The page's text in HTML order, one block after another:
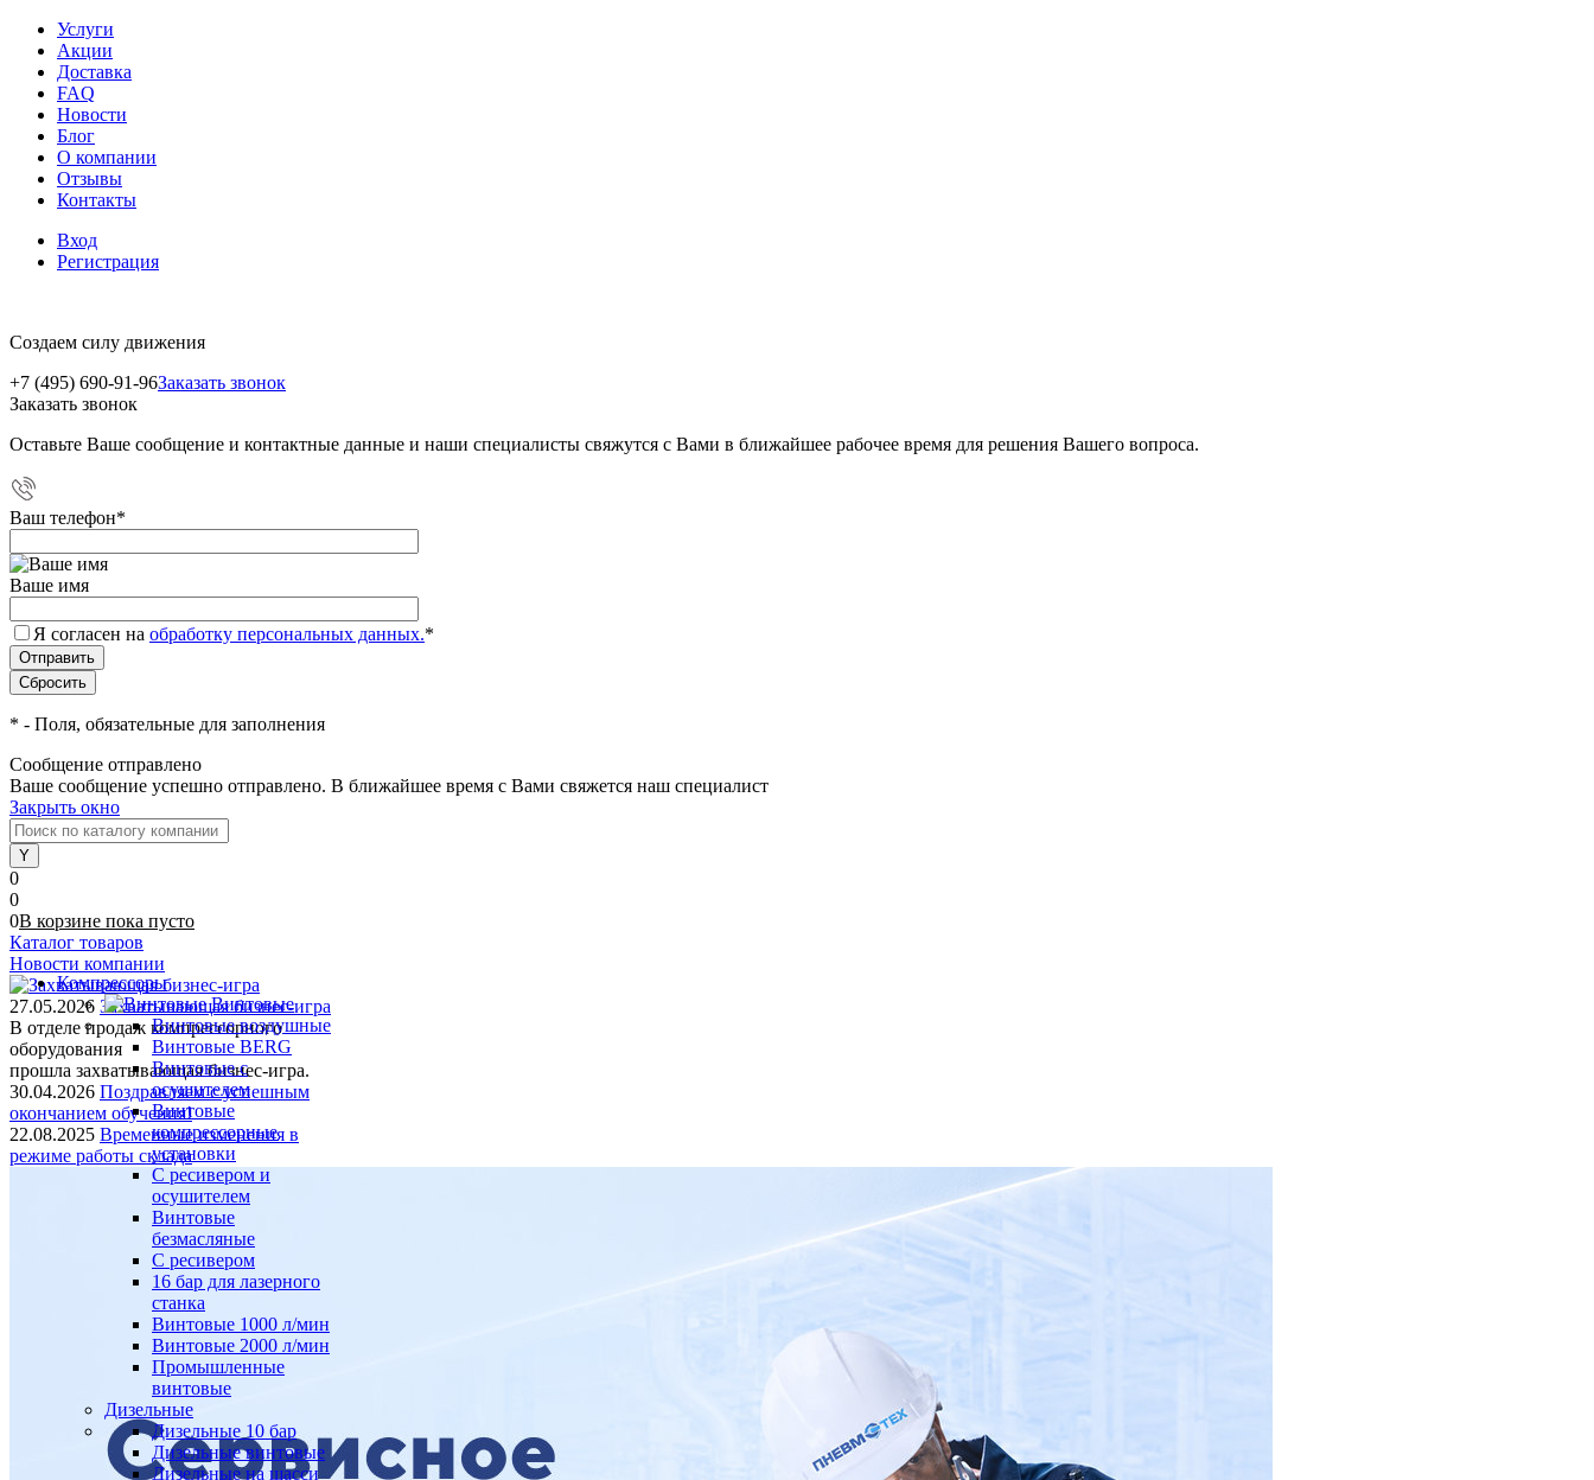
Услуги
Акции
Доставка
FAQ
Новости
Блог
О компании
Отзывы
Контакты
Вход
Регистрация
Создаем силу движения
+7 (495) 690-91-96Заказать звонок
Заказать звонок
Оставьте Ваше сообщение и контактные данные и наши специалисты свяжутся с Вами в ближайшее рабочее время для решения Вашего вопроса.
Ваш телефон*
Ваше имя
Я согласен на обработку персональных данных.*
* - Поля, обязательные для заполнения
Сообщение отправлено
Ваше сообщение успешно отправлено. В ближайшее время с Вами свяжется наш специалист
Закрыть окно
0
0
0В корзине пока пусто
Каталог товаров
Компрессоры
Винтовые
Винтовые воздушные
Винтовые BERG
Винтовые с
осушителем
Винтовые
компрессорные
установки
C ресивером и
осушителем
Винтовые
безмасляные
C ресивером
16 бар для лазерного
станка
Винтовые 1000 л/мин
Винтовые 2000 л/мин
Промышленные
винтовые
Дизельные
Дизельные 10 бар
Дизельные винтовые
Дизельные на шасси
Новости компании
27.05.2026 Захватывающая бизнес-игра
В отделе продаж компрессорного
оборудования
прошла захватывающая бизнес-игра.
30.04.2026 Поздравляем с успешным
окончанием обучения!
22.08.2025 Временные изменения в
режиме работы склада